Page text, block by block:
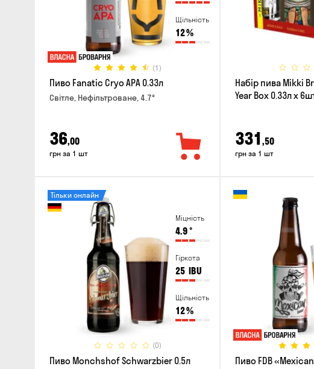
Щільність
12%
(1)
Пиво Fanatic Cryo APA 0.33л
Світле, Нефільтроване, 4.7°
36,00
грн за 1 шт
Набір пива Mikki
Year Box 0.33л x
331 ,50
грн за 1 шт
Міцність
4.9°
Гіркота
25 IBU
Щільність
12%
(0)
Тільки онлайн
Пиво Monchshof Schwarzbier 0.5л Пиво FDB